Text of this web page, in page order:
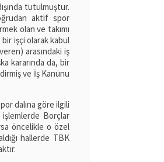
tutulmuştur.
aktif spor
olan ve takımı
bir işçi olarak kabul
arasındaki iş
kararında da, bir
ve İş Kanunu
dalına göre ilgili
Borçlar
öncelikle o özel
hallerde TBK